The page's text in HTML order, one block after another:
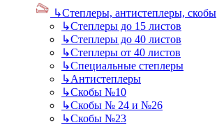
↳Степлеры, антистеплеры, скобы
↳Степлеры до 15 листов
↳Степлеры до 40 листов
↳Степлеры от 40 листов
↳Специальные степлеры
↳Антистеплеры
↳Скобы №10
↳Скобы № 24 и №26
↳Скобы №23